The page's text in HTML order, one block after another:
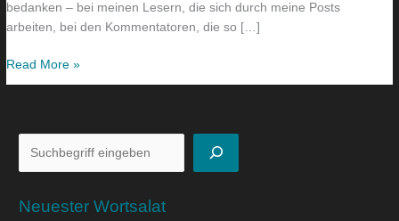
bedanken – bei meinen Lesern, die sich durch meine Posts
arbeiten, bei den Kommentatoren, die so […]
Read More »
Neuester Wortsalat